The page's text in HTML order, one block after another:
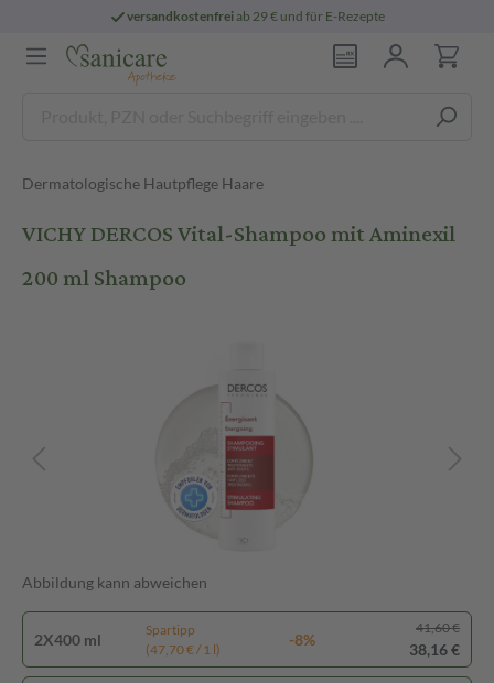
versandkostenfreiab 29 € und für E-Rezepte
Dermatologische Hautpflege Haare
VICHY DERCOS Vital-Shampoo mit Aminexil
200 ml Shampoo
Abbildung kann abweichen
2X400 ml
Spartipp
(47,70 € / 1 l)
-8%
41,60 €
38,16 €